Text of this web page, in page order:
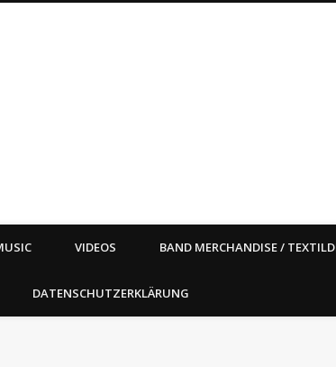
Records – East ain`t
VIDEOS BAND MERCHANDISE /
DATENSCHUTZERKLÄRUNG